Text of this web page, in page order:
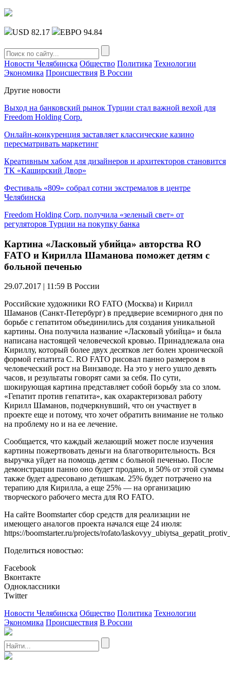
USD 82.17 ЕВРО 94.84
Новости Челябинска Общество Политика Технологии
Экономика Происшествия В России
Другие новости
Выход на банковский рынок Турции стал важной вехой для
Freedom Holding Corp.
Онлайн-конкуренция заставляет классические казино
пересматривать маркетинг
Креативным хабом для дизайнеров и архитекторов становится
ТК «Каширский Двор»
Фестиваль «809» собрал сотни экстремалов в центре
Челябинска
Freedom Holding Corp. получила «зеленый свет» от
регуляторов Турции на покупку банка
Картина «Ласковый убийца» авторства RO
FATO и Кирилла Шаманова поможет детям с
больной печенью
29.07.2017 | 11:59 В России
Российские художники RO FATO (Москва) и Кирилл
Шаманов (Санкт-Петербург) в преддверие всемирного дня по
борьбе с гепатитом объединились для создания уникальной
картины. Она получила название «Ласковый убийца» и была
написана настоящей человеческой кровью. Принадлежала она
Кириллу, который более двух десятков лет болен хронической
формой гепатита C. RO FATO рисовал панно размером в
человеческий рост на Винзаводе. На это у него ушло девять
часов, и результаты говорят сами за себя. По сути,
шокирующая картина представляет собой борьбу зла со злом.
«Гепатит против гепатита», как охарактеризовал работу
Кирилл Шаманов, подчеркнувший, что он участвует в
проекте еще и потому, что хочет обратить внимание не только
на проблему но и на ее лечение.
Сообщается, что каждый желающий может после изучения
картины пожертвовать деньги на благотворительность. Вся
выручка уйдет на помощь детям с больной печенью. После
демонстрации панно оно будет продано, и 50% от этой суммы
также будет адресовано детишкам. 25% будет потрачено на
терапию для Кирилла, а еще 25% — на организацию
творческого рабочего места для RO FATO.
На сайте Boomstarter сбор средств для реализации не
имеющего аналогов проекта начался еще 24 июля:
https://boomstarter.ru/projects/rofato/
Поделиться новостью:
Facebook
Вконтакте
Одноклассники
Twitter
Новости Челябинска Общество Политика Технологии
Экономика Происшествия В России